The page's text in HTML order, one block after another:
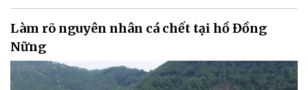
Làm rõ nguyên nhân cá chết tại hồ Đồng
Nững